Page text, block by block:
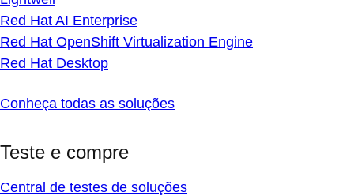
Red Hat AI Enterprise
Red Hat OpenShift Virtualization Engine
Red Hat Desktop
Conheça todas as soluções
Teste e compre
Central de testes de soluções